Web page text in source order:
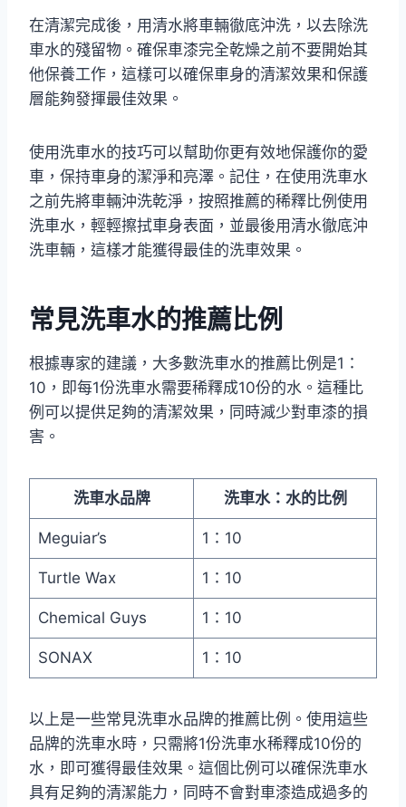
在清潔完成後，用清水將車輛徹底沖洗，以去除洗
車水的殘留物。確保車漆完全乾燥之前不要開始其
他保養工作，這樣可以確保車身的清潔效果和保護
層能夠發揮最佳效果。
使用洗車水的技巧可以幫助你更有效地保護你的愛
車，保持車身的潔淨和亮澤。記住，在使用洗車水
之前先將車輛沖洗乾淨，按照推薦的稀釋比例使用
洗車水，輕輕擦拭車身表面，並最後用清水徹底沖
洗車輛，這樣才能獲得最佳的洗車效果。
常見洗車水的推薦比例
根據專家的建議，大多數洗車水的推薦比例是1：
10，即每1份洗車水需要稀釋成10份的水。這種比
例可以提供足夠的清潔效果，同時減少對車漆的損
害。
洗車水品牌 洗車水：水的比例
Meguiar’s 1：10
Turtle Wax 1：10
Chemical Guys 1：10
SONAX 1：10
以上是一些常見洗車水品牌的推薦比例。使用這些
品牌的洗車水時，只需將1份洗車水稀釋成10份的
水，即可獲得最佳效果。這個比例可以確保洗車水
具有足夠的清潔能力，同時不會對車漆造成過多的